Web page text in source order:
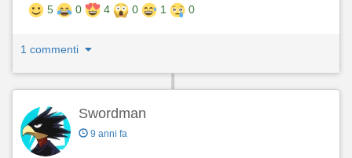
5 0 4 0 1 0
1 commenti
Swordman
9 anni fa